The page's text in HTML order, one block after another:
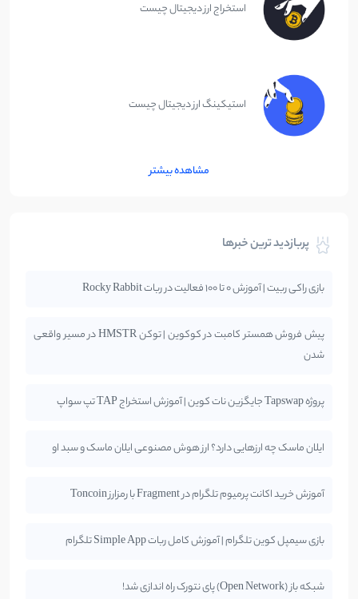
استخراج ارز دیجیتال چیست
استیکینگ ارز دیجیتال چیست
مشاهده بیشتر
پربازدید ترین خبرها
بازی راکی ربیت | آموزش 0 تا 100 فعالیت در ربات Rocky Rabbit
پیش فروش همستر کامبت در کوکوین | توکن HMSTR در مسیر واقعی
شدن
پروژه Tapswap جایگزین نات کوین | آموزش استخراج TAP تپ سواپ
ایلان ماسک چه ارزهایی دارد؟ ارز هوش مصنوعی ایلان ماسک و سبد او
آموزش خرید اکانت پرمیوم تلگرام در Fragment با رمزارز Toncoin
بازی سیمپل کوین تلگرام | آموزش کامل ربات Simple App تلگرام
شبکه باز (Open Network) پای نتورک راه اندازی شد!